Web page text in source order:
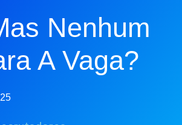
Nenhum
A Vaga?